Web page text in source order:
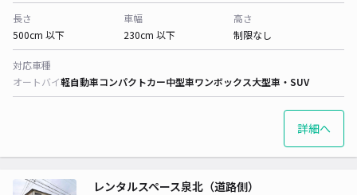
長さ
500cm 以下
車幅
230cm 以下
高さ
制限なし
対応車種
オートバイ軽自動車コンパクトカー中型車ワンボックス大型車・SUV
詳細へ
レンタルスペース泉北（道路側）